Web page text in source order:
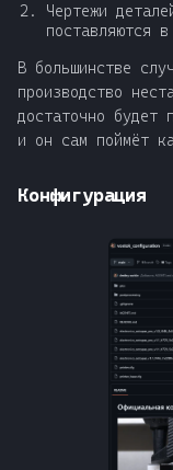
Чертежи
поставляются
В большинстве
производство
достаточно будет
и он сам поймёт
Конфигурация